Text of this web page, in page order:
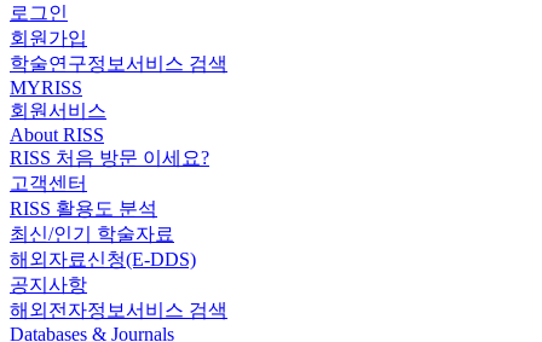
로그인
회원가입
학술연구정보서비스 검색
MYRISS
회원서비스
About RISS
RISS 처음 방문 이세요?
고객센터
RISS 활용도 분석
최신/인기 학술자료
해외자료신청(E-DDS)
공지사항
해외전자정보서비스 검색
Databases & Journals